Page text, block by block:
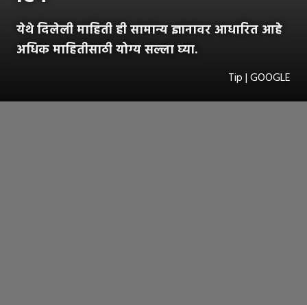
येथे दिलेली माहिती ही सामान्य ज्ञानावर आधारित आहे
अधिक माहितीसाठी योग्य सल्ला घ्या.
Tip | GOOGLE